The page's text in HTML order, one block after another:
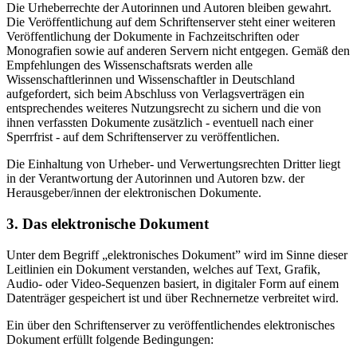
Die Urheberrechte der Autorinnen und Autoren bleiben gewahrt.
Die Veröffentlichung auf dem Schriftenserver steht einer weiteren
Veröffentlichung der Dokumente in Fachzeitschriften oder
Monografien sowie auf anderen Servern nicht entgegen. Gemäß den
Empfehlungen des Wissenschaftsrats werden alle
Wissenschaftlerinnen und Wissenschaftler in Deutschland
aufgefordert, sich beim Abschluss von Verlagsverträgen ein
entsprechendes weiteres Nutzungsrecht zu sichern und die von
ihnen verfassten Dokumente zusätzlich - eventuell nach einer
Sperrfrist - auf dem Schriftenserver zu veröffentlichen.
Die Einhaltung von Urheber- und Verwertungsrechten Dritter liegt
in der Verantwortung der Autorinnen und Autoren bzw. der
Herausgeber/innen der elektronischen Dokumente.
3. Das elektronische Dokument
Unter dem Begriff „elektronisches Dokument” wird im Sinne dieser
Leitlinien ein Dokument verstanden, welches auf Text, Grafik,
Audio- oder Video-Sequenzen basiert, in digitaler Form auf einem
Datenträger gespeichert ist und über Rechnernetze verbreitet wird.
Ein über den Schriftenserver zu veröffentlichendes elektronisches
Dokument erfüllt folgende Bedingungen: